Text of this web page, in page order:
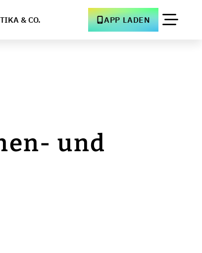
& CO. APP LADEN
und